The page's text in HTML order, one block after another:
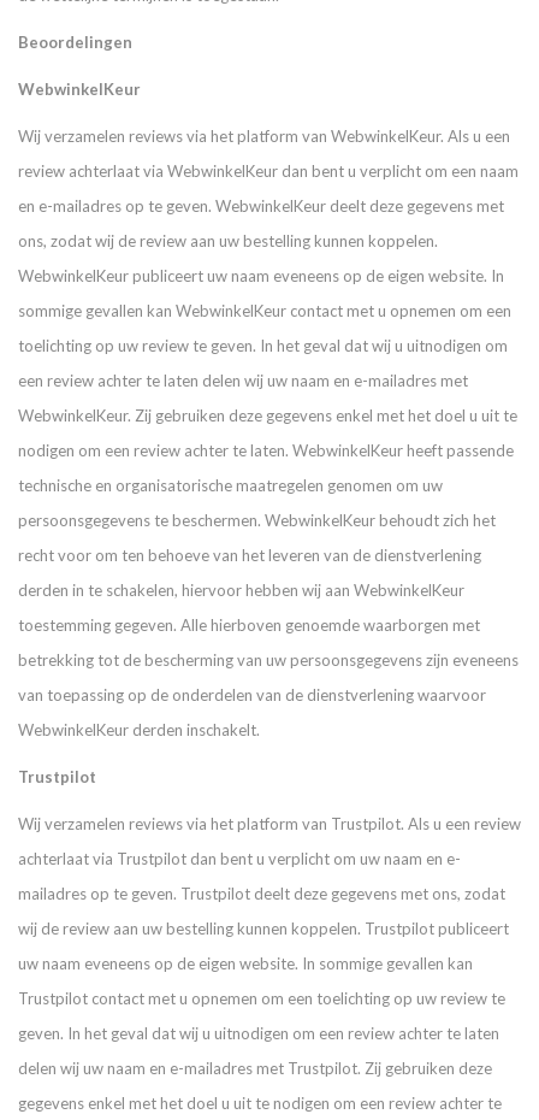
Beoordelingen
WebwinkelKeur
Wij verzamelen reviews via het platform van WebwinkelKeur. Als u een
review achterlaat via WebwinkelKeur dan bent u verplicht om een naam
en e-mailadres op te geven. WebwinkelKeur deelt deze gegevens met
ons, zodat wij de review aan uw bestelling kunnen koppelen.
WebwinkelKeur publiceert uw naam eveneens op de eigen website. In
sommige gevallen kan WebwinkelKeur contact met u opnemen om een
toelichting op uw review te geven. In het geval dat wij u uitnodigen om
een review achter te laten delen wij uw naam en e-mailadres met
WebwinkelKeur. Zij gebruiken deze gegevens enkel met het doel u uit te
nodigen om een review achter te laten. WebwinkelKeur heeft passende
technische en organisatorische maatregelen genomen om uw
persoonsgegevens te beschermen. WebwinkelKeur behoudt zich het
recht voor om ten behoeve van het leveren van de dienstverlening
derden in te schakelen, hiervoor hebben wij aan WebwinkelKeur
toestemming gegeven. Alle hierboven genoemde waarborgen met
betrekking tot de bescherming van uw persoonsgegevens zijn eveneens
van toepassing op de onderdelen van de dienstverlening waarvoor
WebwinkelKeur derden inschakelt.
Trustpilot
Wij verzamelen reviews via het platform van Trustpilot. Als u een review
achterlaat via Trustpilot dan bent u verplicht om uw naam en e-
mailadres op te geven. Trustpilot deelt deze gegevens met ons, zodat
wij de review aan uw bestelling kunnen koppelen. Trustpilot publiceert
uw naam eveneens op de eigen website. In sommige gevallen kan
Trustpilot contact met u opnemen om een toelichting op uw review te
geven. In het geval dat wij u uitnodigen om een review achter te laten
delen wij uw naam en e-mailadres met Trustpilot. Zij gebruiken deze
gegevens enkel met het doel u uit te nodigen om een review achter te